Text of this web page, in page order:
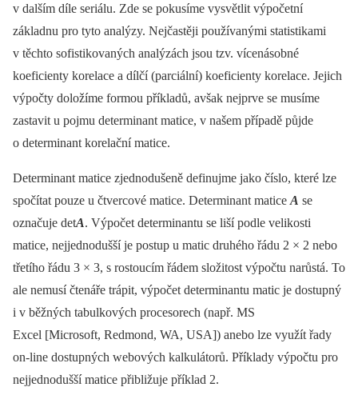
v dalším díle seriálu. Zde se pokusíme vysvětlit výpočetní
základnu pro tyto analýzy. Nejčastěji používanými statistikami
v těchto sofistikovaných analýzách jsou tzv. vícenásobné
koeficienty korelace a dílčí (parciální) koeficienty korelace. Jejich
výpočty doložíme formou příkladů, avšak nejprve se musíme
zastavit u pojmu determinant matice, v našem případě půjde
o determinant korelační matice.
Determinant matice zjednodušeně definujme jako číslo, které lze
spočítat pouze u čtvercové matice. Determinant matice A se
označuje detA. Výpočet determinantu se liší podle velikosti
matice, nejjednodušší je postup u matic druhého řádu 2 × 2 nebo
třetího řádu 3 × 3, s rostoucím řádem složitost výpočtu narůstá. To
ale nemusí čtenáře trápit, výpočet determinantu matic je dostupný
i v běžných tabulkových procesorech (např. MS
Excel [Microsoft, Redmond, WA, USA]) anebo lze využít řady
on-line dostupných webových kalkulátorů. Příklady výpočtu pro
nejjednodušší matice přibližuje příklad 2.